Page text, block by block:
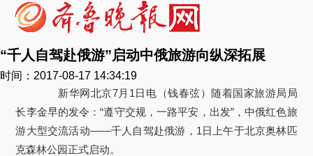
“千人自驾赴俄游”启动中俄旅游向纵深拓展
时间：2017-08-17 14:34:19
新华网北京7月1日电（钱春弦）随着国家旅游局局
长李金早的发令：“遵守交规，一路平安，出发”，中俄红色旅
游大型交流活动——千人自驾赴俄游，1日上午于北京奥林匹
克森林公园正式启动。